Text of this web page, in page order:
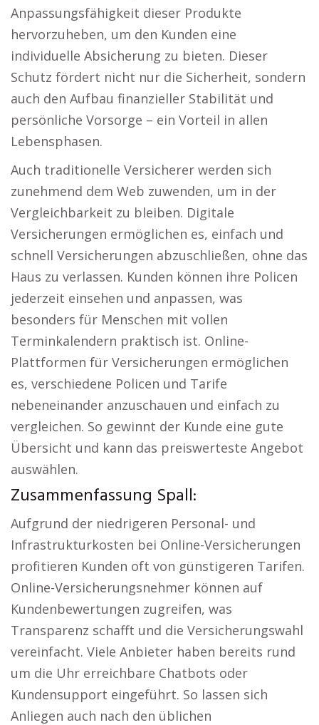
Anpassungsfähigkeit dieser Produkte
hervorzuheben, um den Kunden eine
individuelle Absicherung zu bieten. Dieser
Schutz fördert nicht nur die Sicherheit, sondern
auch den Aufbau finanzieller Stabilität und
persönliche Vorsorge – ein Vorteil in allen
Lebensphasen.
Auch traditionelle Versicherer werden sich
zunehmend dem Web zuwenden, um in der
Vergleichbarkeit zu bleiben. Digitale
Versicherungen ermöglichen es, einfach und
schnell Versicherungen abzuschließen, ohne das
Haus zu verlassen. Kunden können ihre Policen
jederzeit einsehen und anpassen, was
besonders für Menschen mit vollen
Terminkalendern praktisch ist. Online-
Plattformen für Versicherungen ermöglichen
es, verschiedene Policen und Tarife
nebeneinander anzuschauen und einfach zu
vergleichen. So gewinnt der Kunde eine gute
Übersicht und kann das preiswerteste Angebot
auswählen.
Zusammenfassung Spall:
Aufgrund der niedrigeren Personal- und
Infrastrukturkosten bei Online-Versicherungen
profitieren Kunden oft von günstigeren Tarifen.
Online-Versicherungsnehmer können auf
Kundenbewertungen zugreifen, was
Transparenz schafft und die Versicherungswahl
vereinfacht. Viele Anbieter haben bereits rund
um die Uhr erreichbare Chatbots oder
Kundensupport eingeführt. So lassen sich
Anliegen auch nach den üblichen